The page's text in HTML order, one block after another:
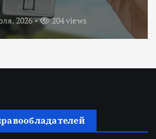
18 июня, 2026 224 views